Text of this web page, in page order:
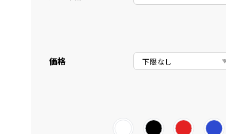
価格